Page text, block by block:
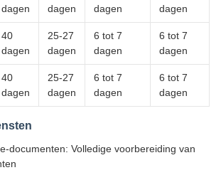
dagen
dagen
dagen
dagen
40
dagen
25-27
dagen
6 tot 7
dagen
6 tot 7
dagen
40
dagen
25-27
dagen
6 tot 7
dagen
6 tot 7
dagen
documenten: Volledige voorbereiding van